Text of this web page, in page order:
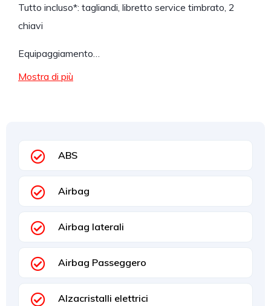
Tutto incluso*: tagliandi, libretto service timbrato, 2
chiavi
Equipaggiamento…
Mostra di più
ABS
Airbag
Airbag laterali
Airbag Passeggero
Alzacristalli elettrici